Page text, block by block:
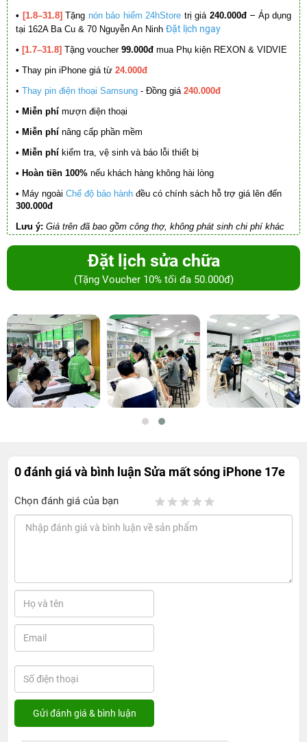
• [1.8–31.8] Tặng nón bảo hiểm 24hStore trị giá 240.000đ – Áp dụng
tại 162A Ba Cu & 70 Nguyễn An Ninh Đặt lịch ngay
• [1.7–31.8] Tặng voucher 99.000đ mua Phụ kiện REXON & VIDVIE
• Thay pin iPhone giá từ 24.000đ
• Thay pin điện thoại Samsung - Đồng giá 240.000đ
• Miễn phí mượn điện thoại
• Miễn phí nâng cấp phần mềm
• Miễn phí kiểm tra, vệ sinh và báo lỗi thiết bị
• Hoàn tiền 100% nếu khách hàng không hài lòng
• Máy ngoài Chế độ bảo hành đều có chính sách hỗ trợ giá lên đến
300.000đ
Lưu ý: Giá trên đã bao gồm công thợ, không phát sinh chi phí khác
Đặt lịch sửa chữa
(Tặng Voucher 10% tối đa 50.000đ)
0 đánh giá và bình luậnSửa mất sóng iPhone 17e
Chọn đánh giá của bạn